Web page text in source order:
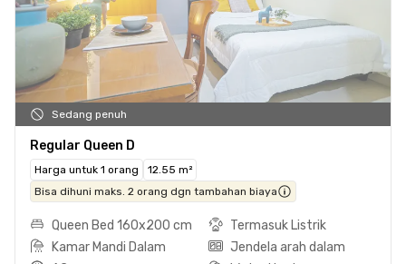
Sedang penuh
Regular Queen D
Harga untuk 1 orang
12.55 m²
Bisa dihuni maks. 2 orang dgn tambahan biaya
Queen Bed 160x200 cm
Termasuk Listrik
Kamar Mandi Dalam
Jendela arah dalam